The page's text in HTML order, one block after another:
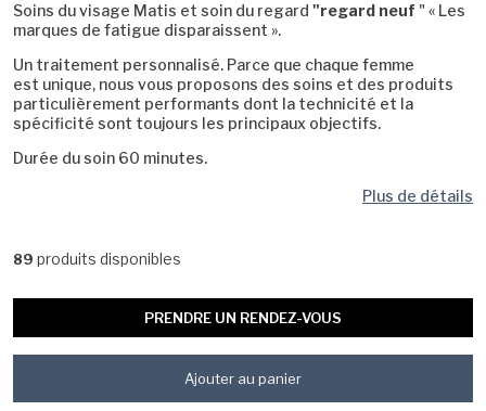
Soins du visage Matis et soin du regard "regard neuf " « Les
marques de fatigue disparaissent ».
Un traitement personnalisé. Parce que chaque femme
est unique, nous vous proposons des soins et des produits
particulièrement performants dont la technicité et la
spécificité sont toujours les principaux objectifs.
Durée du soin 60 minutes.
Plus de détails
89 produits disponibles
PRENDRE UN RENDEZ-VOUS
Ajouter au panier